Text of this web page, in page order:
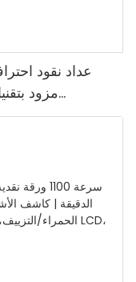
مزود
المغناطيسية/